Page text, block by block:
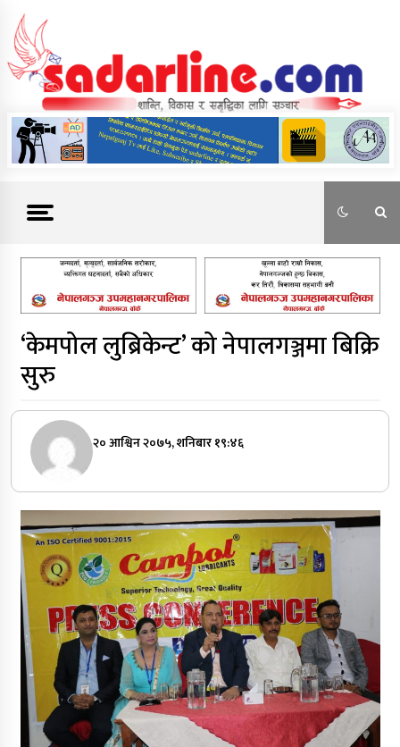
content
News For Nepal
‘केमपोल लुब्रिकेन्ट’ को नेपालगञ्जमा बिक्रि
सुरु
२० आश्विन २०७५, शनिबार १९:४६